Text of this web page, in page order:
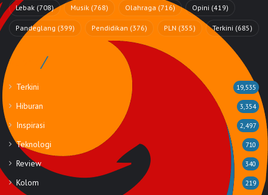
Lebak (708) Musik (768) Olahraga (716) Opini (419)
Pandeglang (399) Pendidikan (376) PLN (355) Terkini (685)
Rubrik
Terkini 19,535
Hiburan 3,354
Inspirasi 2,497
Teknologi 710
Review 340
Kolom 219